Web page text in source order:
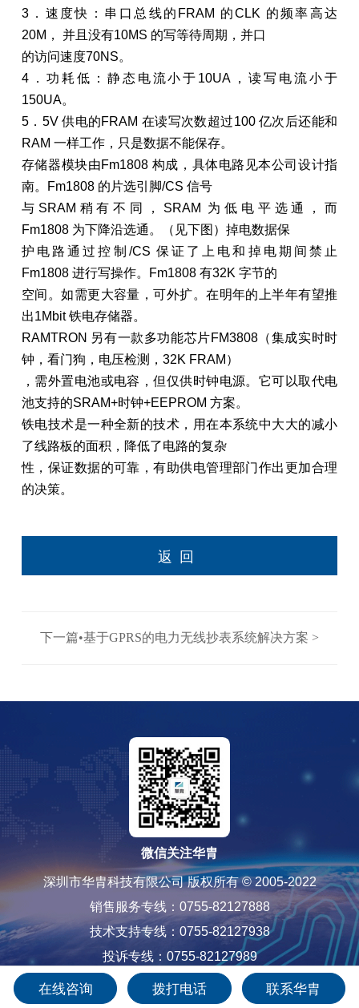
3．速度快：串口总线的FRAM 的CLK 的频率高达
20M， 并且没有10MS 的写等待周期，并口
的访问速度70NS。
4．功耗低：静态电流小于10UA，读写电流小于
150UA。
5．5V 供电的FRAM 在读写次数超过100 亿次后还能和
RAM 一样工作，只是数据不能保存。
存储器模块由Fm1808 构成，具体电路见本公司设计指
南。Fm1808 的片选引脚/CS 信号
与SRAM稍有不同，SRAM 为低电平选通，而
Fm1808 为下降沿选通。（见下图）掉电数据保
护电路通过控制/CS 保证了上电和掉电期间禁止
Fm1808 进行写操作。Fm1808 有32K 字节的
空间。如需更大容量，可外扩。在明年的上半年有望推
出1Mbit 铁电存储器。
RAMTRON 另有一款多功能芯片FM3808（集成实时时
钟，看门狗，电压检测，32K FRAM）
，需外置电池或电容，但仅供时钟电源。它可以取代电
池支持的SRAM+时钟+EEPROM 方案。
铁电技术是一种全新的技术，用在本系统中大大的减小
了线路板的面积，降低了电路的复杂
性，保证数据的可靠，有助供电管理部门作出更加合理
的决策。
返回
下一篇•基于GPRS的电力无线抄表系统解决方案 >
微信关注华胄
深圳市华胄科技有限公司 版权所有 © 2005-2022
销售服务专线：0755-82127888
技术支持专线：0755-82127938
投诉专线：0755-82127989
粤ICP备12085565号-1
在线咨询 拨打电话 联系华胄